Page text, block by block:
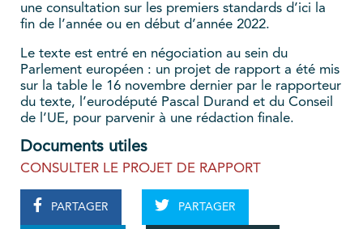
une consultation sur les premiers standards d’ici la
fin de l’année ou en début d’année 2022.
Le texte est entré en négociation au sein du
Parlement européen : un projet de rapport a été mis
sur la table le 16 novembre dernier par le rapporteur
du texte, l’eurodéputé Pascal Durand et du Conseil
de l’UE, pour parvenir à une rédaction finale.
Documents utiles
CONSULTER LE PROJET DE RAPPORT
PARTAGER PARTAGER